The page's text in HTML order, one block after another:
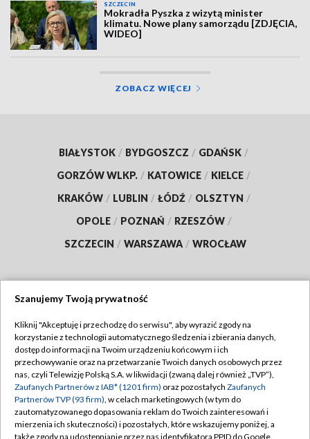
SZCZECIN
Mokradła Pyszka z wizytą minister
klimatu. Nowe plany samorządu [ZDJĘCIA,
WIDEO]
ZOBACZ WIĘCEJ
BIAŁYSTOK / BYDGOSZCZ / GDAŃSK /
GORZÓW WLKP. / KATOWICE / KIELCE /
KRAKÓW / LUBLIN / ŁÓDŹ / OLSZTYN /
OPOLE / POZNAŃ / RZESZÓW /
SZCZECIN / WARSZAWA / WROCŁAW
TVP
Abonament TVP
Emisja w TVP
Centrum informacji TVP
Naziemna Telewizja Cyfrowa
Regulamin TVP
Polityka prywatności
Moje zgody
Pomoc
Szanujemy Twoją prywatność
Kliknij "Akceptuję i przechodzę do serwisu", aby wyrazić zgody na
korzystanie z technologii automatycznego śledzenia i zbierania danych,
dostęp do informacji na Twoim urządzeniu końcowym i ich
przechowywanie oraz na przetwarzanie Twoich danych osobowych przez
nas, czyli Telewizję Polską S.A. w likwidacji (zwaną dalej również „TVP”),
Zaufanych Partnerów z IAB* (1201 firm) oraz pozostałych Zaufanych
Partnerów TVP (93 firm), w celach marketingowych (w tym do
zautomatyzowanego dopasowania reklam do Twoich zainteresowań i
mierzenia ich skuteczności) i pozostałych, które wskazujemy poniżej, a
także zgody na udostępnianie przez nas identyfikatora PPID do Google.